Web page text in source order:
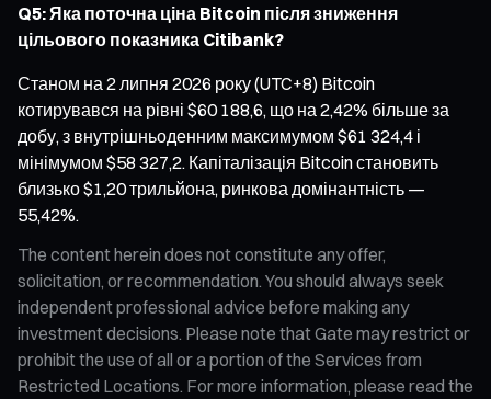
Q5: Яка поточна ціна Bitcoin після зниження
цільового показника Citibank?
Станом на 2 липня 2026 року (UTC+8) Bitcoin
котирувався на рівні $60 188,6, що на 2,42% більше за
добу, з внутрішньоденним максимумом $61 324,4 і
мінімумом $58 327,2. Капіталізація Bitcoin становить
близько $1,20 трильйона, ринкова домінантність —
55,42%.
The content herein does not constitute any offer,
solicitation, or recommendation. You should always seek
independent professional advice before making any
investment decisions. Please note that Gate may restrict or
prohibit the use of all or a portion of the Services from
Restricted Locations. For more information, please read the